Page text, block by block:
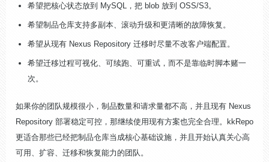
希望把核心状态放到 MySQL，把 blob 放到 OSS/S3。
希望制品仓库支持多副本、滚动升级和更清晰的故障恢复。
希望从现有 Nexus Repository 迁移时尽量不改客户端配置。
希望迁移过程可视化、可续跑、可重试，而不是靠临时脚本赌一
次。
如果你的团队规模很小，制品数量和请求量都不高，并且现有 Nexus
Repository 部署稳定可控，那继续使用现有方案也完全合理。kkRepo
更适合那些已经把制品仓库当成核心基础设施，并且开始认真关心高
可用、扩容、迁移和恢复能力的团队。